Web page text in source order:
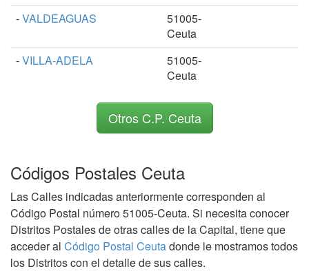
-VALDEAGUAS
51005-
Ceuta
-VILLA-ADELA
51005-
Ceuta
Otros C.P. Ceuta
Códigos Postales Ceuta
Las Calles indicadas anteriormente corresponden al
Código Postal número 51005-Ceuta. Si necesita conocer
Distritos Postales de otras calles de la Capital, tiene que
acceder al Código Postal Ceutadonde le mostramos todos
los Distritos con el detalle de sus calles.